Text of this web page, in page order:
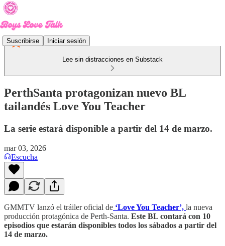
Suscribirse Iniciar sesión
Lee sin distracciones en Substack
PerthSanta protagonizan nuevo BL
tailandés Love You Teacher
La serie estará disponible a partir del 14 de marzo.
mar 03, 2026
Escucha
GMMTV lanzó el tráiler oficial de ‘Love You Teacher’, la nueva
producción protagónica de Perth-Santa. Este BL contará con 10
episodios que estarán disponibles todos los sábados a partir del
14 de marzo.